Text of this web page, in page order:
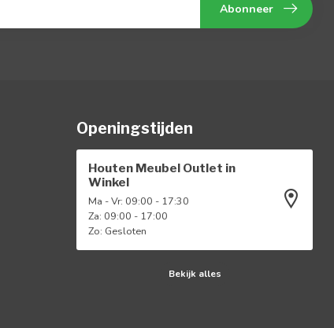
Abonneer
Openingstijden
Houten Meubel Outlet in
Winkel
Ma - Vr: 09:00 - 17:30
Za: 09:00 - 17:00
Zo: Gesloten
Bekijk alles